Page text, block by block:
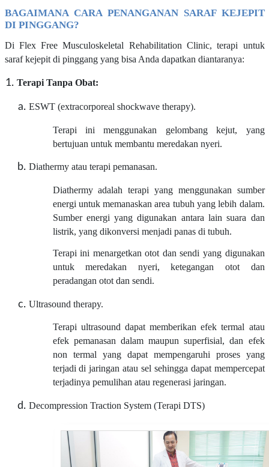
BAGAIMANA CARA PENANGANAN SARAF KEJEPIT
DI PINGGANG?
Di Flex Free Musculoskeletal Rehabilitation Clinic, terapi untuk
saraf kejepit di pinggang yang bisa Anda dapatkan diantaranya:
Terapi Tanpa Obat:
ESWT (extracorporeal shockwave therapy).
Terapi ini menggunakan gelombang kejut, yang
bertujuan untuk membantu meredakan nyeri.
Diathermy atau terapi pemanasan.
Diathermy adalah terapi yang menggunakan sumber
energi untuk memanaskan area tubuh yang lebih dalam.
Sumber energi yang digunakan antara lain suara dan
listrik, yang dikonversi menjadi panas di tubuh.
Terapi ini menargetkan otot dan sendi yang digunakan
untuk meredakan nyeri, ketegangan otot dan
peradangan otot dan sendi.
Ultrasound therapy.
Terapi ultrasound dapat memberikan efek termal atau
efek pemanasan dalam maupun superfisial, dan efek
non termal yang dapat mempengaruhi proses yang
terjadi di jaringan atau sel sehingga dapat mempercepat
terjadinya pemulihan atau regenerasi jaringan.
Decompression Traction System (Terapi DTS)